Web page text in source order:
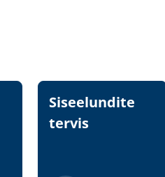
Siseelundite
tervis